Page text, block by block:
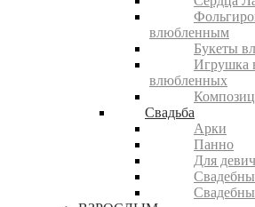
влюбленным
Букеты
Игрушка
влюбленных
Свадьба
Арки
Панно
Для